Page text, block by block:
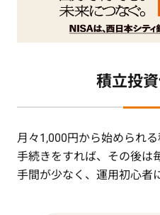
積立投
月々1,000円から始められる
手続きをすれば、その後は
手間が少なく、運用初心者